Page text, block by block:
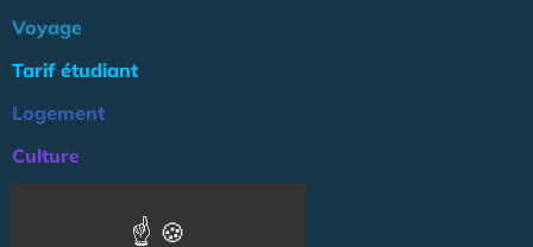
Voyage
Tarif étudiant
Logement
Culture